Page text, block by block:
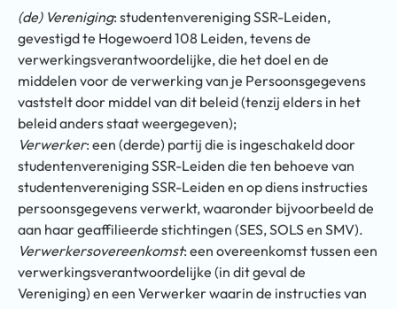
(de) Vereniging: studentenvereniging SSR-Leiden,
gevestigd te Hogewoerd 108 Leiden, tevens de
verwerkingsverantwoordelijke, die het doel en de
middelen voor de verwerking van je Persoonsgegevens
vaststelt door middel van dit beleid (tenzij elders in het
beleid anders staat weergegeven);
Verwerker: een (derde) partij die is ingeschakeld door
studentenvereniging SSR-Leiden die ten behoeve van
studentenvereniging SSR-Leiden en op diens instructies
persoonsgegevens verwerkt, waaronder bijvoorbeeld de
aan haar geaffilieerde stichtingen (SES, SOLS en SMV).
Verwerkersovereenkomst: een overeenkomst tussen een
verwerkingsverantwoordelijke (in dit geval de
Vereniging) en een Verwerker waarin de instructies van